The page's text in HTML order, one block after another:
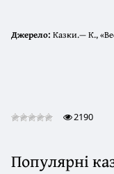
Джерело: Казки.— К.,
2190
Популярні